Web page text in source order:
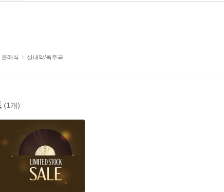
클래식 실내악/독주곡
(1개)